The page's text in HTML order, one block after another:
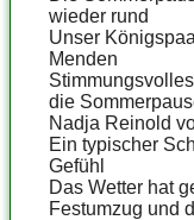
wieder rund
Unser
Menden
die
Nadja Reinold
Ein typischer
Gefühl
Das Wetter hat
Festumzug und